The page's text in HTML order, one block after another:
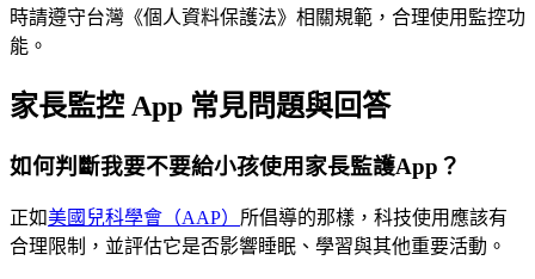
時請遵守台灣《個人資料保護法》相關規範，合理使用監控功
能。
家長監控 App 常見問題與回答
如何判斷我要不要給小孩使用家長監護App？
正如美國兒科學會（AAP） 所倡導的那樣，科技使用應該有
合理限制，並評估它是否影響睡眠、學習與其他重要活動。